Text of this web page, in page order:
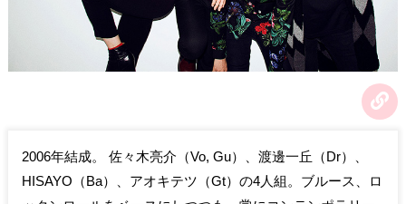
2006年結成。 佐々木亮介（Vo, Gu）、渡邊一丘（Dr）、
HISAYO（Ba）、アオキテツ（Gt）の4人組。ブルース、ロ